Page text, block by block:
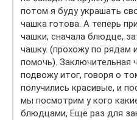
потом я буду украшать
чашка готова. А теперь
чашки, сначала блюдце,
чашку. (прохожу по рядам
помочь). Заключительная
подвожу итог, говоря о
получились красивые, и
мы посмотрим у кого
блюдцами, Ещё раз для